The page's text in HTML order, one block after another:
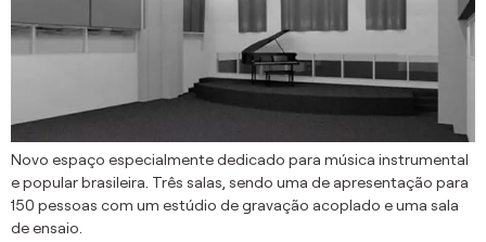
Novo espaço especialmente dedicado para música instrumental
e popular brasileira. Três salas, sendo uma de apresentação para
150 pessoas com um estúdio de gravação acoplado e uma sala
de ensaio.